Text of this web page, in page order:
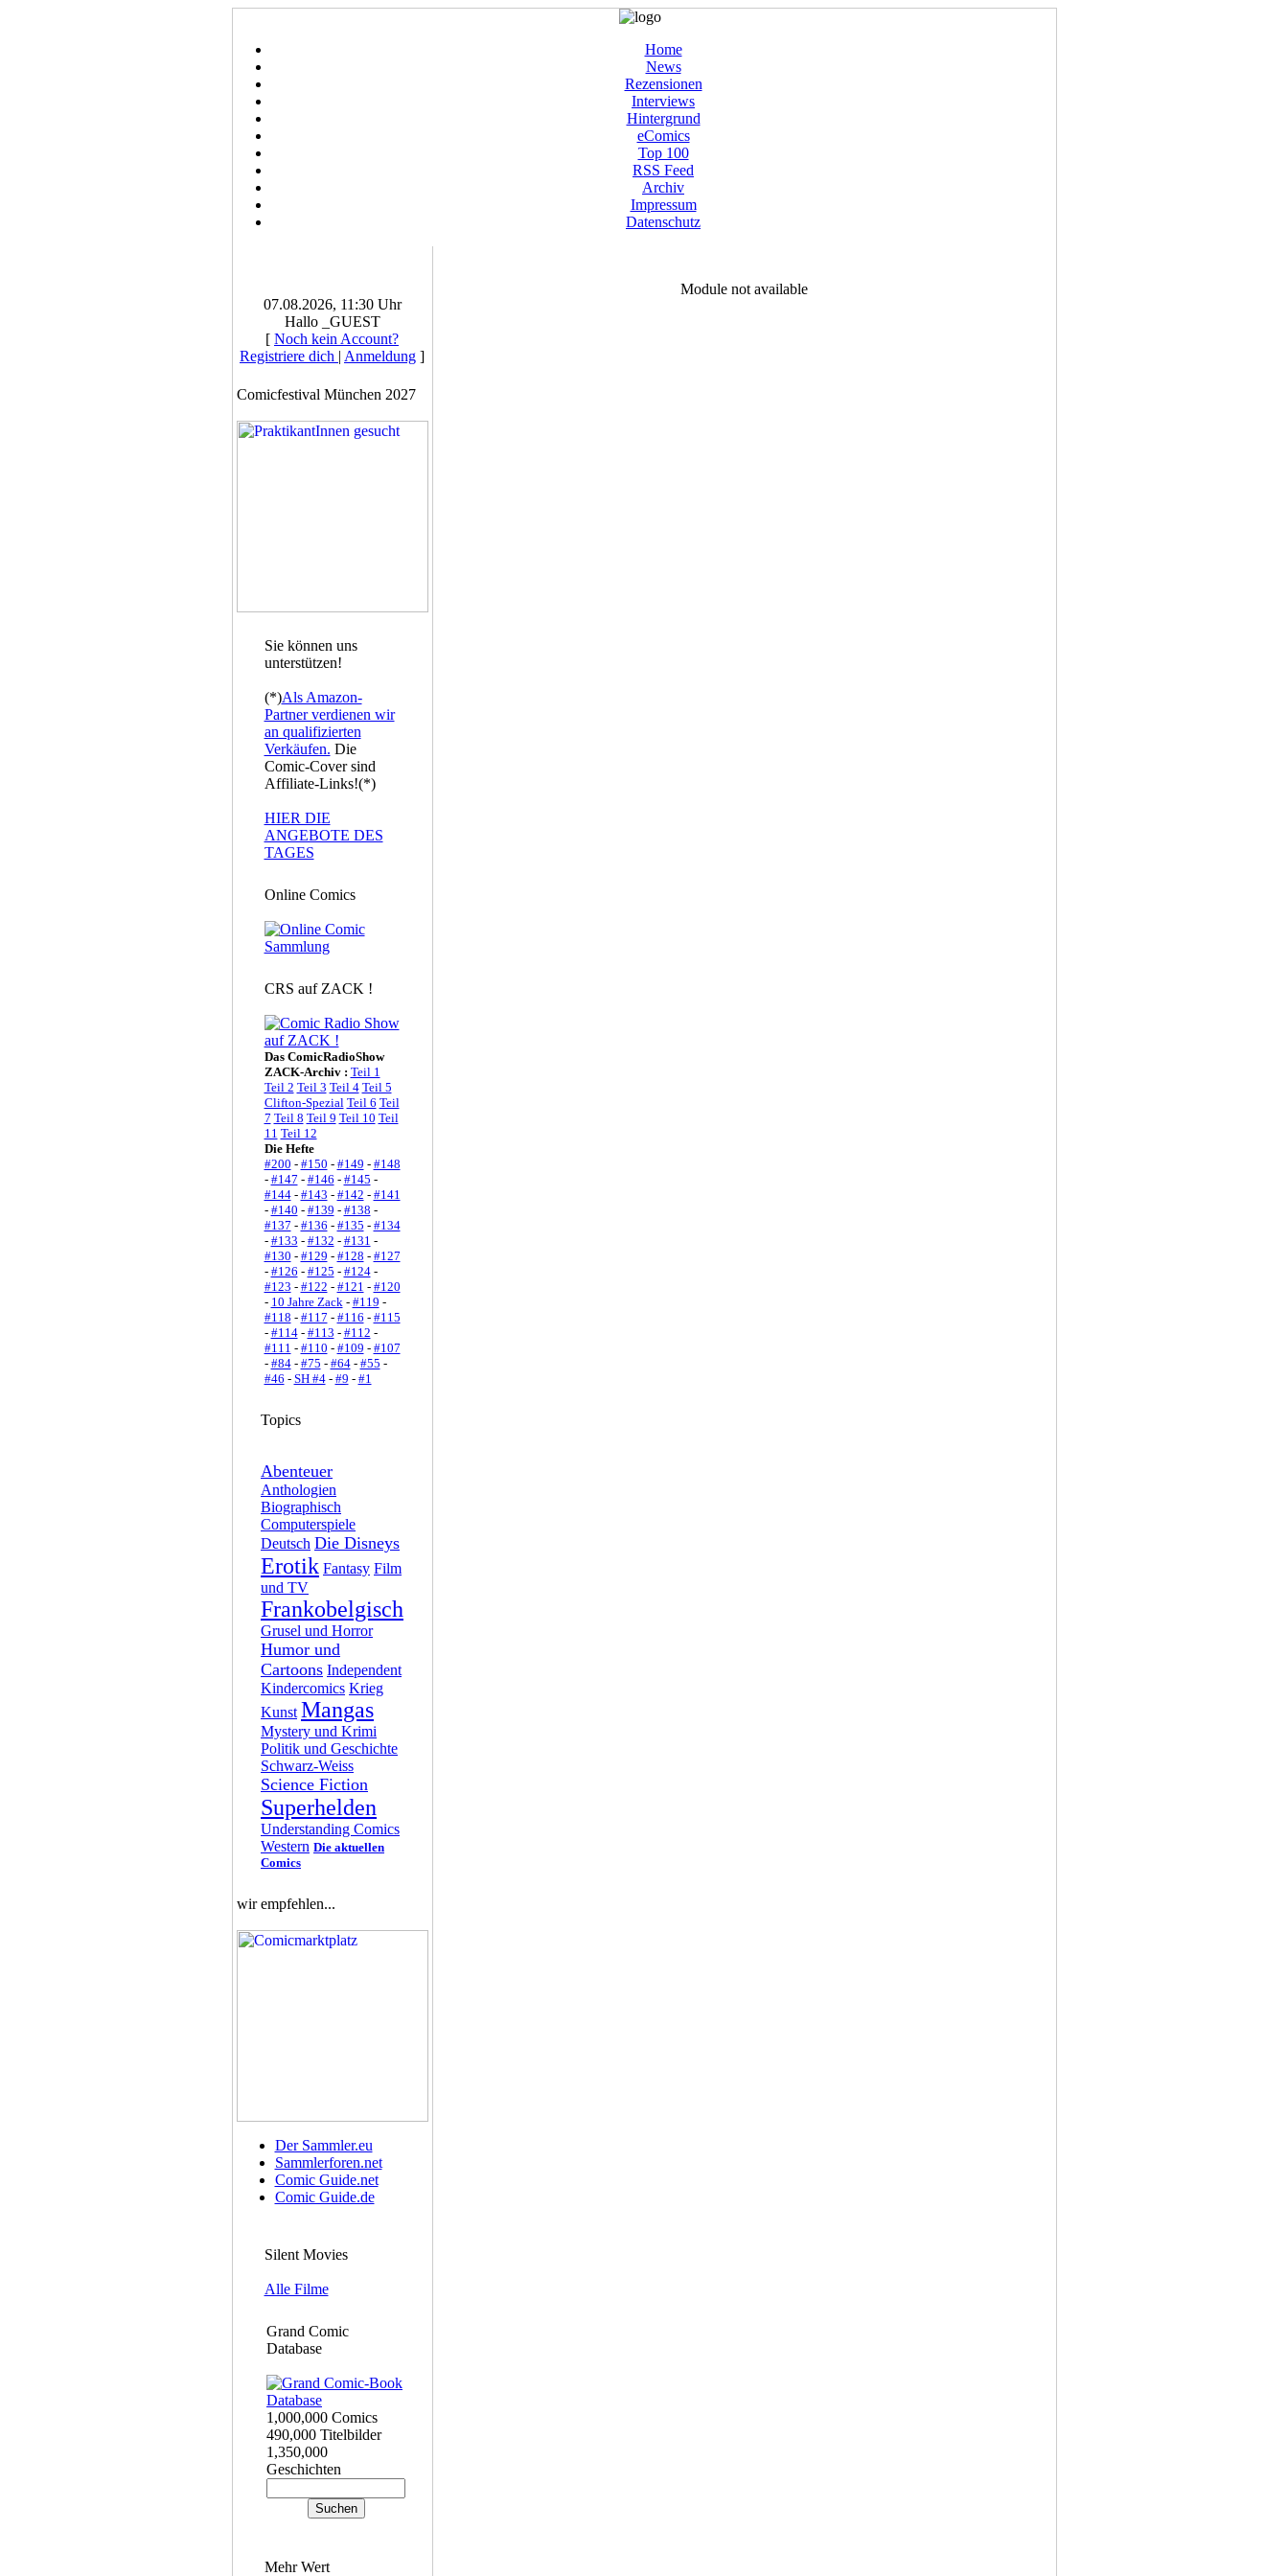
Home
News
Rezensionen
Interviews
Hintergrund
eComics
Top 100
RSS Feed
Archiv
Impressum
Datenschutz
07.08.2026, 11:30 Uhr
Hallo _GUEST
[ Noch kein Account?
Registriere dich | Anmeldung ]
Comicfestival München 2027
Sie können uns
unterstützen!
(*)Als Amazon-
Partner verdienen wir
an qualifizierten
Verkäufen. Die
Comic-Cover sind
Affiliate-Links!(*)
HIER DIE
ANGEBOTE DES
TAGES
Online Comics
CRS auf ZACK !
Das ComicRadioShow
ZACK-Archiv : Teil 1
Teil 2 Teil 3 Teil 4 Teil 5
Clifton-Spezial Teil 6 Teil
7 Teil 8 Teil 9 Teil 10 Teil
11 Teil 12
Die Hefte
#200 - #150 - #149 - #148
- #147 - #146 - #145 -
#144- #143 - #142 - #141
- #140 - #139 - #138 -
#137 - #136 - #135 - #134
- #133 - #132 - #131 -
#130 - #129 - #128 - #127
- #126 - #125 - #124-
#123 - #122 - #121 - #120
- 10 Jahre Zack- #119 -
#118 - #117 - #116 - #115
- #114- #113 - #112 -
#111 - #110 - #109 - #107
- #84- #75 - #64- #55 -
#46 - SH #4- #9 - #1
Topics
Abenteuer
Anthologien
Biographisch
Computerspiele
Deutsch Die Disneys
Erotik Fantasy Film
und TV
Frankobelgisch
Grusel und Horror
Humor und
Cartoons Independent
Kindercomics Krieg
Kunst Mangas
Mystery und Krimi
Politik und Geschichte
Schwarz-Weiss
Science Fiction
Superhelden
Understanding Comics
Western Die aktuellen
Comics
wir empfehlen...
Der Sammler.eu
Sammlerforen.net
Comic Guide.net
Comic Guide.de
Silent Movies
Alle Filme
Grand Comic
Database
1,000,000 Comics
490,000 Titelbilder
1,350,000
Geschichten
Mehr Wert
Module not available